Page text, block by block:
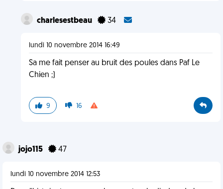
charlesestbeau 34
lundi 10 novembre 2014 16:49
Sa me fait penser au bruit des poules dans Paf Le
Chien ;)
9 16
jojo115 47
lundi 10 novembre 2014 12:53